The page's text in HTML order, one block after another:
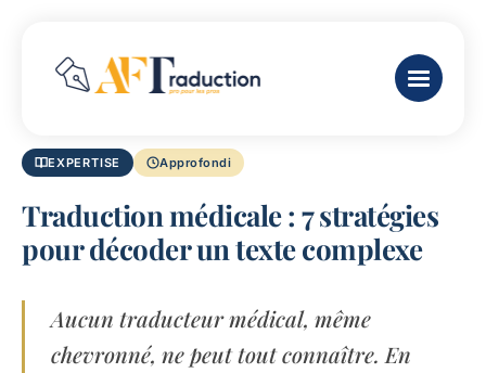
EXPERTISE Approfondi
Traduction médicale : 7 stratégies
pour décoder un texte complexe
Aucun traducteur médical, même
chevronné, ne peut tout connaître. En